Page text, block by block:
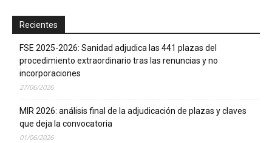
Recientes
FSE 2025-2026: Sanidad adjudica las 441 plazas del
procedimiento extraordinario tras las renuncias y no
incorporaciones
27/06/2026
MIR 2026: análisis final de la adjudicación de plazas y claves
que deja la convocatoria
01/06/2026